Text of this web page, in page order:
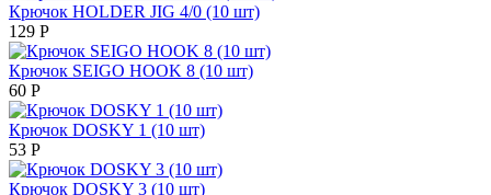
Крючок HOLDER JIG 4/0 (10 шт)
129 Р
Крючок SEIGO HOOK 8 (10 шт)
60 Р
Крючок DOSKY 1 (10 шт)
53 Р
Крючок DOSKY 3 (10 шт)